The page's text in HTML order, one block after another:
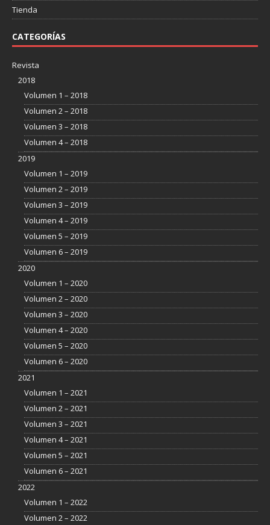
Tienda
CATEGORÍAS
Revista
2018
Volumen 1 – 2018
Volumen 2 – 2018
Volumen 3 – 2018
Volumen 4 – 2018
2019
Volumen 1 – 2019
Volumen 2 – 2019
Volumen 3 – 2019
Volumen 4 – 2019
Volumen 5 – 2019
Volumen 6 – 2019
2020
Volumen 1 – 2020
Volumen 2 – 2020
Volumen 3 – 2020
Volumen 4 – 2020
Volumen 5 – 2020
Volumen 6 – 2020
2021
Volumen 1 – 2021
Volumen 2 – 2021
Volumen 3 – 2021
Volumen 4 – 2021
Volumen 5 – 2021
Volumen 6 – 2021
2022
Volumen 1 – 2022
Volumen 2 – 2022